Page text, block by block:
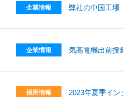
企業情報 弊社の中国工場
企業情報 気高電機出前
採用情報 2023年夏季イ